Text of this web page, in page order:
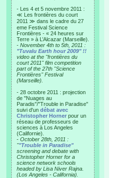
- Les 4 et 5 novembre 2011 :
≪ Les frontières du court
2011 ≫ dans le cadre du 27
eme Festival Science
Frontières - « 24 heures sur
Terre » à L’Alcazar (Marseille).
- November 4th to 5th, 2011 :
"Tuvalu Earth hour 2009" !!
video at the "frontières du
court 2011" film competition
part of the 27th "Science
Frontières" Festival
(Marseille).
- 28 octobre 2011 : projection
de "Nuages au
Paradis"/"Trouble in Paradise"
suivi d'un débat avec
Christopher Horner pour un
réseau de professeurs de
sciences à Los Angeles
(Californie).
- October 28th, 2011 :
""Trouble in Paradise"
screening and debate with
Christopher Horner for a
science network schools
headed by Lisa Niver Rajna.
(Los Angeles - California).